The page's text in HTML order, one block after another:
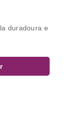
duradoura e